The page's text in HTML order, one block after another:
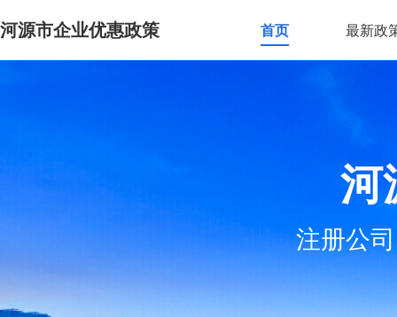
河源市企业优惠政策 首页 最新政
河
注册公